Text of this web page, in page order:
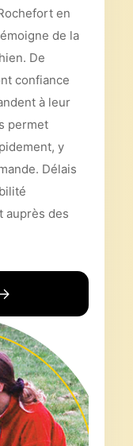
en
de la
De
confiance
à leur
permet
y
Délais
auprès des